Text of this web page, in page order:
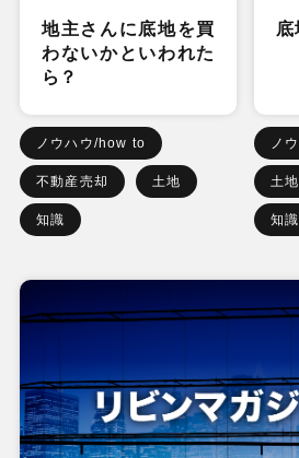
地主さんに底地を買
わないかといわれた
ら？
ノウハウ/how to
不動産売却 土地
知識
底
ノ
土地
知識